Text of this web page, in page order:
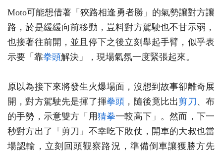
Moto可能想借著「狹路相逢勇者勝」的氣勢讓對方讓
路，於是緩緩向前移動，豈料對方駕駛也不甘示弱，
也接著往前開，並且停下之後立刻舉起手臂，似乎表
示要「靠拳頭解決」，現場氣氛一度緊張起來。
原以為接下來將發生火爆場面，沒想到故事卻離奇展
開，對方駕駛先是揮了揮拳頭 ，隨後竟比出剪刀 、布
的手勢，示意雙方「用猜拳一較高下」。然而，下一
秒對方出了「剪刀」不幸吃下敗仗，開車的大叔也當
場認輸，立刻回頭觀察路況，準備倒車讓獲勝方先